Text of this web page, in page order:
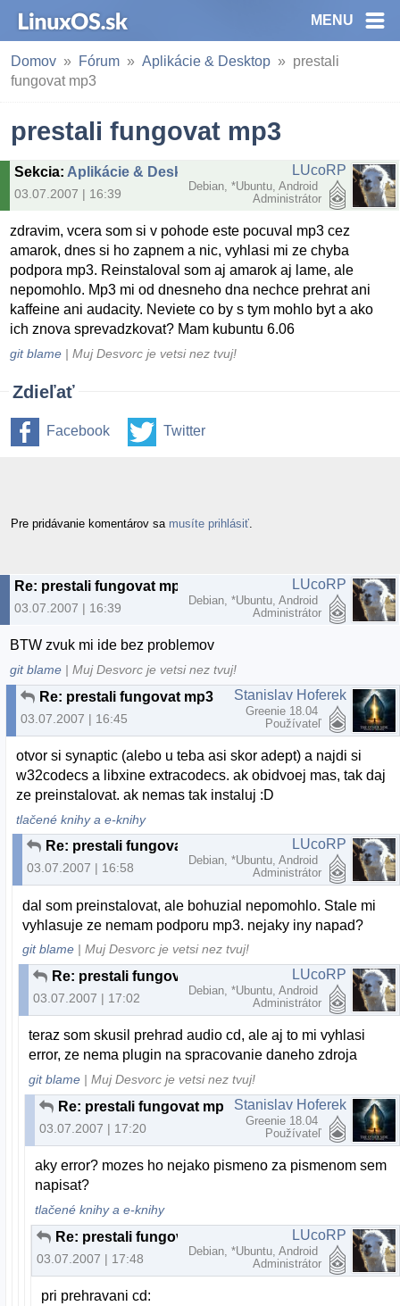
MENU
Domov Fórum Aplikácie & Desktop
prestali
fungovat mp3
prestali fungovat mp3
Sekcia: Aplikácie & Desktop
03.07.2007 | 16:39
LUcoRP
Debian, *Ubuntu, Android
Administrátor
zdravim, vcera som si v pohode este pocuval mp3 cez
amarok, dnes si ho zapnem a nic, vyhlasi mi ze chyba
podpora mp3. Reinstaloval som aj amarok aj lame, ale
nepomohlo. Mp3 mi od dnesneho dna nechce prehrat ani
kaffeine ani audacity. Neviete co by s tym mohlo byt a ako
ich znova sprevadzkovat? Mam kubuntu 6.06
git blame | Muj Desvorc je vetsi nez tvuj!
Zdieľať
Facebook Twitter
Pre pridávanie komentárov sa musíte prihlásiť
Re: prestali fungovat mp3
03.07.2007 | 16:39
LUcoRP
Debian, *Ubuntu, Android
Administrátor
BTW zvuk mi ide bez problemov
git blame | Muj Desvorc je vetsi nez tvuj!
Re: prestali fungovat mp3
03.07.2007 | 16:45
Stanislav Hoferek
Greenie 18.04
Používateľ
otvor si synaptic (alebo u teba asi skor adept) a najdi si
w32codecs a libxine extracodecs. ak obidvoej mas, tak daj
ze preinstalovat. ak nemas tak instaluj :D
tlačené knihy a e-knihy
Re: prestali fungovat mp3
03.07.2007 | 16:58
LUcoRP
Debian, *Ubuntu, Android
Administrátor
dal som preinstalovat, ale bohuzial nepomohlo. Stale mi
vyhlasuje ze nemam podporu mp3. nejaky iny napad?
git blame | Muj Desvorc je vetsi nez tvuj!
Re: prestali fungovat mp3
03.07.2007 | 17:02
LUcoRP
Debian, *Ubuntu, Android
Administrátor
teraz som skusil prehrad audio cd, ale aj to mi vyhlasi
error, ze nema plugin na spracovanie daneho zdroja
git blame | Muj Desvorc je vetsi nez tvuj!
Re: prestali fungovat mp3
03.07.2007 | 17:20
Stanislav Hoferek
Greenie 18.04
Používateľ
aky error? mozes ho nejako pismeno za pismenom sem
napisat?
tlačené knihy a e-knihy
Re: prestali fungovat mp3
03.07.2007 | 17:48
LUcoRP
Debian, *Ubuntu, Android
Administrátor
pri prehravani cd: